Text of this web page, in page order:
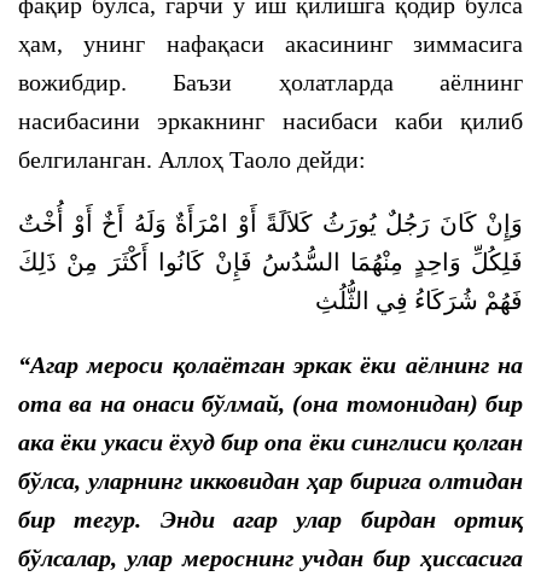
ҳам, унинг нафақаси акасининг зиммасига
вожибдир. Баъзи ҳолатларда аёлнинг
насибасини эркакнинг насибаси каби қилиб
белгиланган. Аллоҳ Таоло дейди:
وَإِنْ كَانَ رَجُلٌ يُورَثُ كَلاَلَةً أَوْ امْرَأَةٌ وَلَهُ أَخٌ أَوْ أُخْتٌ
فَلِكُلِّ وَاحِدٍ مِنْهُمَا السُّدُسُ فَإِنْ كَانُوا أَكْثَرَ مِنْ ذَلِكَ
فَهُمْ شُرَكَاءُ فِي الثُّلُثِ
“Агар мероси қолаётган эркак ёки аёлнинг на
ота ва на онаси бўлмай, (она томонидан) бир
ака ёки укаси ёхуд бир опа ёки синглиси қолган
бўлса, уларнинг икковидан ҳар бирига олтидан
бир тегур. Энди агар улар бирдан ортиқ
бўлсалар, улар мероснинг учдан бир ҳиссасига